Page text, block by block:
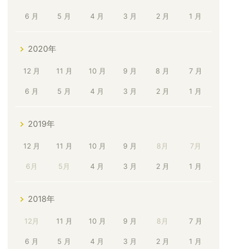
6 月 5 月 4 月 3 月 2 月 1 月
2020年
12 月 11 月 10 月 9 月 8 月 7 月
6 月 5 月 4 月 3 月 2 月 1 月
2019年
12 月 11 月 10 月 9 月 8月 7月
6月 5月 4 月 3 月 2 月 1 月
2018年
12月 11 月 10 月 9 月 8月 7 月
6 月 5 月 4 月 3 月 2 月 1 月